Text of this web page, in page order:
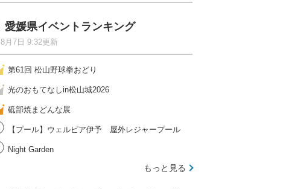
愛媛県イベントランキング
8月7日 9:32更新
第61回 松山野球拳おどり
光のおもてなしin松山城2026
砥部焼まどんな展
【プール】ウェルピア伊予 屋外レジャープール
Night Garden
もっと見る